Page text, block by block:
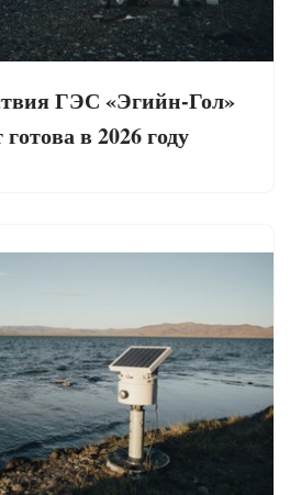
ГЭС «Эгийн-Гол»
в 2026 году